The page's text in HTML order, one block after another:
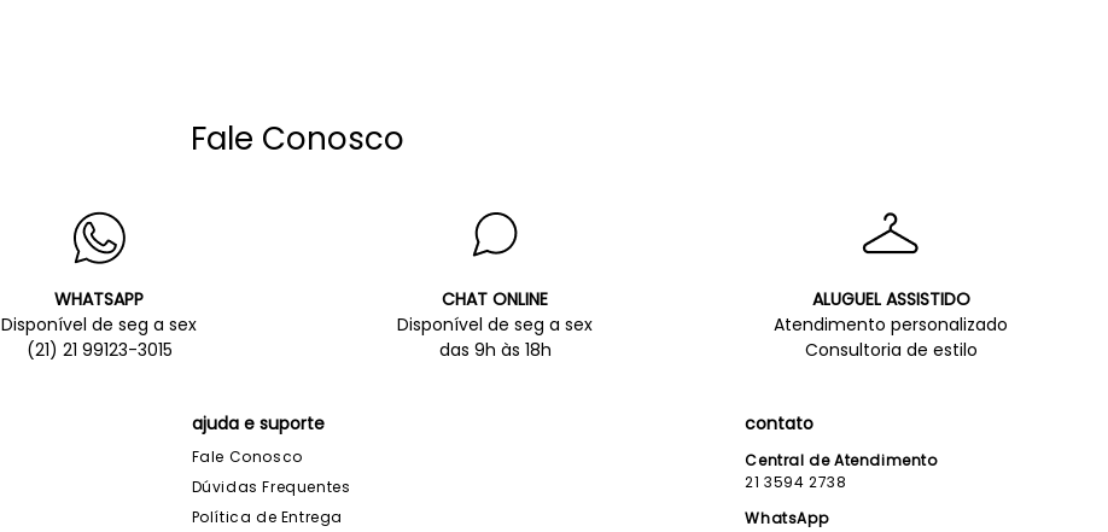
Fale Conosco
WHATSAPP
Disponível de seg a sex
(21) 21 99123-3015
CHAT ONLINE
Disponível de seg a sex
das 9h às 18h
ALUGUEL ASSISTIDO
Atendimento personalizado
Consultoria de estilo
ajuda e suporte
Fale Conosco
Dúvidas Frequentes
Política de Entrega
contato
Central de Atendimento
21 3594 2738
WhatsApp